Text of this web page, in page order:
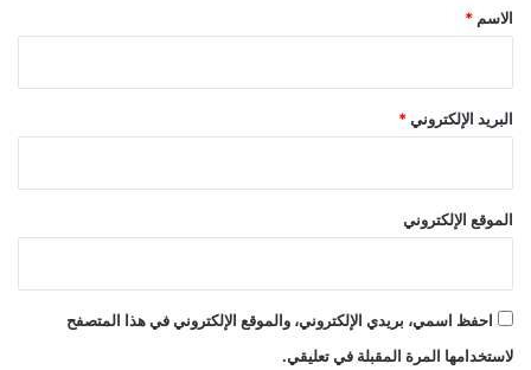
*
الاسم *
البريد الإلكتروني*
الموقع الإلكتروني
احفظ اسمي، بريدي الإلكتروني، والموقع الإلكتروني في هذا المتصفح
لاستخدامها المرة المقبلة في تعليقي.